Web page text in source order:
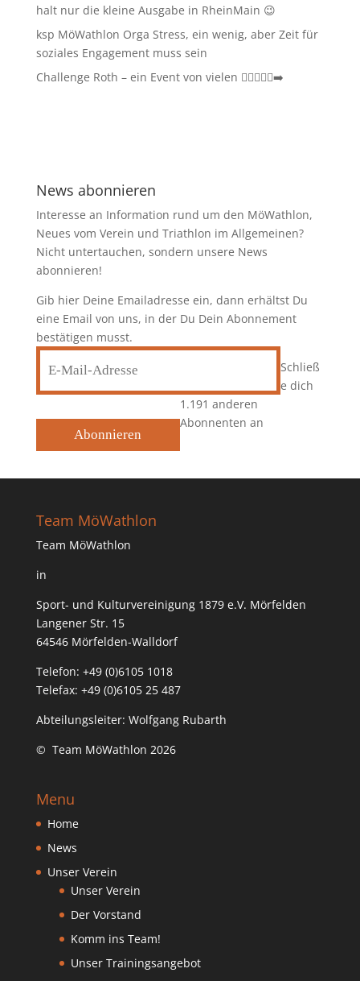
halt nur die kleine Ausgabe in RheinMain 😉
ksp MöWathlon Orga Stress, ein wenig, aber Zeit für
soziales Engagement muss sein
Challenge Roth – ein Event von vielen 🏊‍♀️🚴‍♂️🏃‍➡️
News abonnieren
Interesse an Information rund um den MöWathlon,
Neues vom Verein und Triathlon im Allgemeinen?
Nicht untertauchen, sondern unsere News
abonnieren!
Gib hier Deine Emailadresse ein, dann erhältst Du
eine Email von uns, in der Du Dein Abonnement
bestätigen musst.
E-
Mail-
Adresse
Abonnieren
Schließ
e dich
1.191 anderen
Abonnenten an
Team MöWathlon
Team MöWathlon
in
Sport- und Kulturvereinigung 1879 e.V. Mörfelden
Langener Str. 15
64546 Mörfelden-Walldorf
Telefon: +49 (0)6105 1018
Telefax: +49 (0)6105 25 487
Abteilungsleiter: Wolfgang Rubarth
© Team MöWathlon 2026
Menu
Home
News
Unser Verein
Unser Verein
Der Vorstand
Komm ins Team!
Unser Trainingsangebot